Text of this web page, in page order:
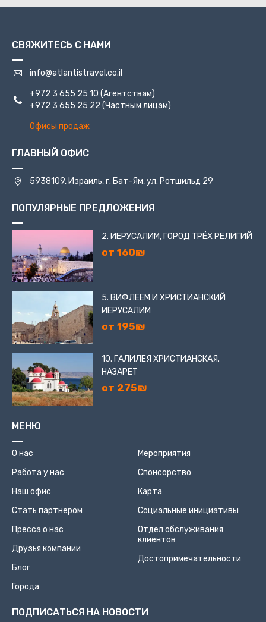
СВЯЖИТЕСЬ С НАМИ
info@atlantistravel.co.il
+972 3 655 25 10 (Агентствам)
+972 3 655 25 22 (Частным лицам)
Офисы продаж
ГЛАВНЫЙ ОФИС
5938109, Израиль, г. Бат-Ям, ул. Ротшильд 29
ПОПУЛЯРНЫЕ ПРЕДЛОЖЕНИЯ
2. ИЕРУСАЛИМ, ГОРОД ТРЁХ РЕЛИГИЙ
от 160₪
5. ВИФЛЕЕМ И ХРИСТИАНСКИЙ
ИЕРУСАЛИМ
от 195₪
10. ГАЛИЛЕЯ ХРИСТИАНСКАЯ.
НАЗАРЕТ
от 275₪
МЕНЮ
О нас
Работа у нас
Наш офис
Стать партнером
Пресса о нас
Друзья компании
Блог
Города
Мероприятия
Спонсорство
Карта
Социальные инициативы
Отдел обслуживания
клиентов
Достопримечательности
ПОДПИСАТЬСЯ НА НОВОСТИ